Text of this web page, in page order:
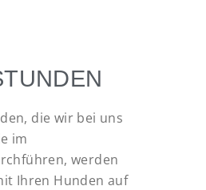
die wir bei uns
im
werden
Ihren Hunden auf